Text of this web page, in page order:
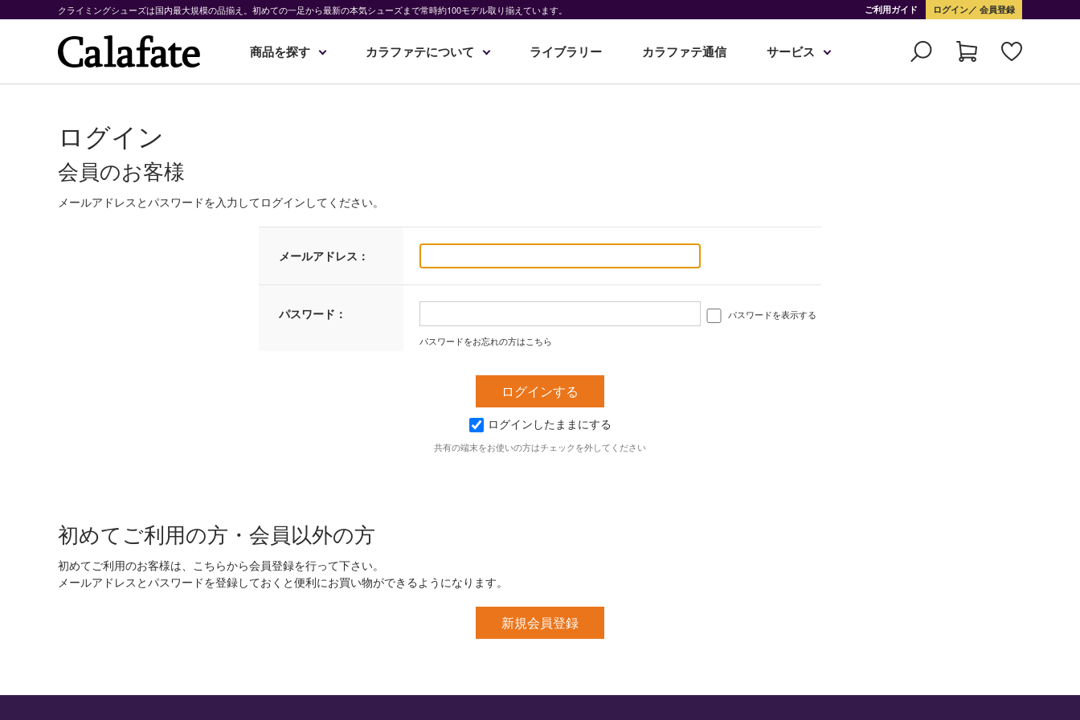
クライミングシューズは国内最大規模の品揃え。初めての一足から最新の本気シューズまで常時約100モデル取り揃えています。 ご利用ガイド ログイン 会員登録
商品を探す カラファテについて ライブラリー カラファテ通信 サービス
ログイン
会員のお客様
メールアドレスとパスワードを入力してログインしてください。
メールアドレス：
パスワード： パスワードを表示する
パスワードをお忘れの方はこちら
ログインしたままにする
共有の端末をお使いの方はチェックを外してください
初めてご利用の方・会員以外の方
初めてご利用のお客様は、こちらから会員登録を行って下さい。
メールアドレスとパスワードを登録しておくと便利にお買い物ができるようになります。